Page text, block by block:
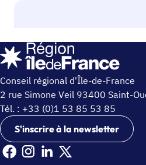
Conseil régional d'Île-de-France
2 rue Simone Veil 93400 Saint-
Tél. : +33 (0)1 53 85 53 85
S'inscrire à la newsletter
Facebook Ile de France
Instagram Ile de France
Linkedin Ile de France
X Ile de France